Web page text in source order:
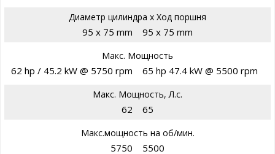
Диаметр цилиндра х Ход поршня
95 x 75 mm 95 x 75 mm
Макс. Мощность
62 hp / 45.2 kW @ 5750 rpm 65 hp 47.4 kW @ 5500 rpm
Макс. Мощность, Л.с.
62 65
Макс.мощность на об/мин.
5750 5500